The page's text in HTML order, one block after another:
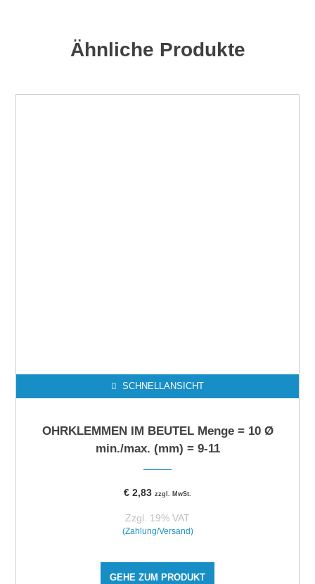
Ähnliche Produkte
SCHNELLANSICHT
OHRKLEMMEN IM BEUTEL Menge = 10 Ø
min./max. (mm) = 9-11
€ 2,83 zzgl. MwSt.
Zzgl. 19% VAT
(Zahlung/Versand)
GEHE ZUM PRODUKT